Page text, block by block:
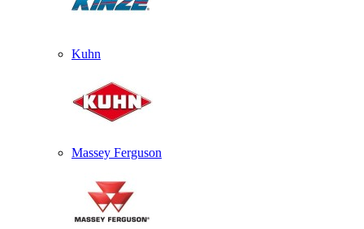
Kuhn
Massey Ferguson